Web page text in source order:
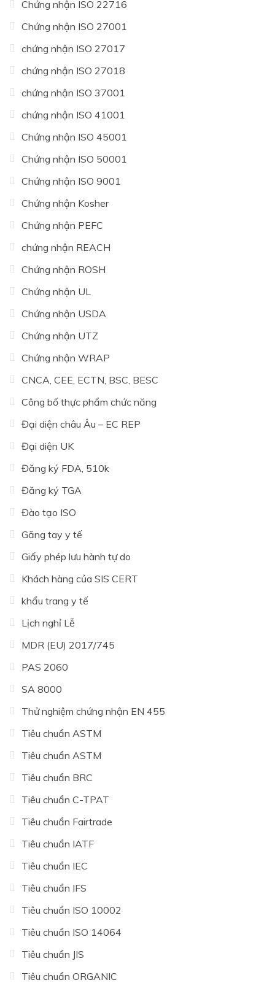
Chứng nhận ISO 22716
Chứng nhận ISO 27001
chứng nhận ISO 27017
chứng nhận ISO 27018
chứng nhận ISO 37001
chứng nhận ISO 41001
Chứng nhận ISO 45001
Chứng nhận ISO 50001
Chứng nhận ISO 9001
Chứng nhận Kosher
Chứng nhận PEFC
chứng nhận REACH
Chứng nhận ROSH
Chứng nhận UL
Chứng nhận USDA
Chứng nhận UTZ
Chứng nhận WRAP
CNCA, CEE, ECTN, BSC, BESC
Công bố thực phẩm chức năng
Đại diện châu Âu – EC REP
Đại diện UK
Đăng ký FDA, 510k
Đăng ký TGA
Đào tạo ISO
Găng tay y tế
Giấy phép lưu hành tự do
Khách hàng của SIS CERT
khẩu trang y tế
Lịch nghỉ Lễ
MDR (EU) 2017/745
PAS 2060
SA 8000
Thử nghiệm chứng nhận EN 455
Tiêu chuẩn ASTM
Tiêu chuẩn ASTM
Tiêu chuẩn BRC
Tiêu chuẩn C-TPAT
Tiêu chuẩn Fairtrade
Tiêu chuẩn IATF
Tiêu chuẩn IEC
Tiêu chuẩn IFS
Tiêu chuẩn ISO 10002
Tiêu chuẩn ISO 14064
Tiêu chuẩn JIS
Tiêu chuẩn ORGANIC